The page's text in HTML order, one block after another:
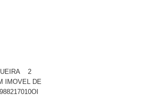
2
IMOVEL DE